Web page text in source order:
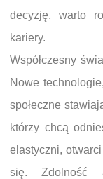
decyzję, warto
kariery.
Współczesny
Nowe
społeczne
którzy chcą
elastyczni,
się. Zdolność